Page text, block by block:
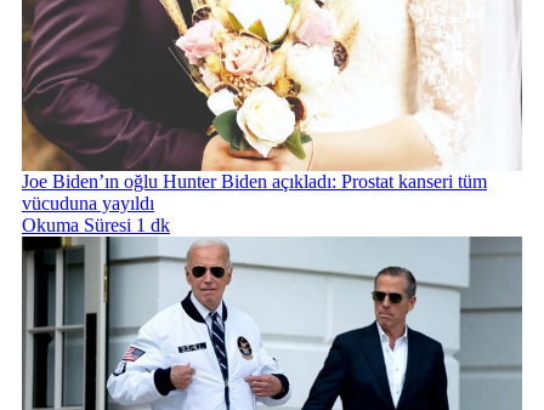
Joe Biden’ın oğlu Hunter Biden açıkladı: Prostat kanseri tüm
vücuduna yayıldı
Okuma Süresi 1 dk